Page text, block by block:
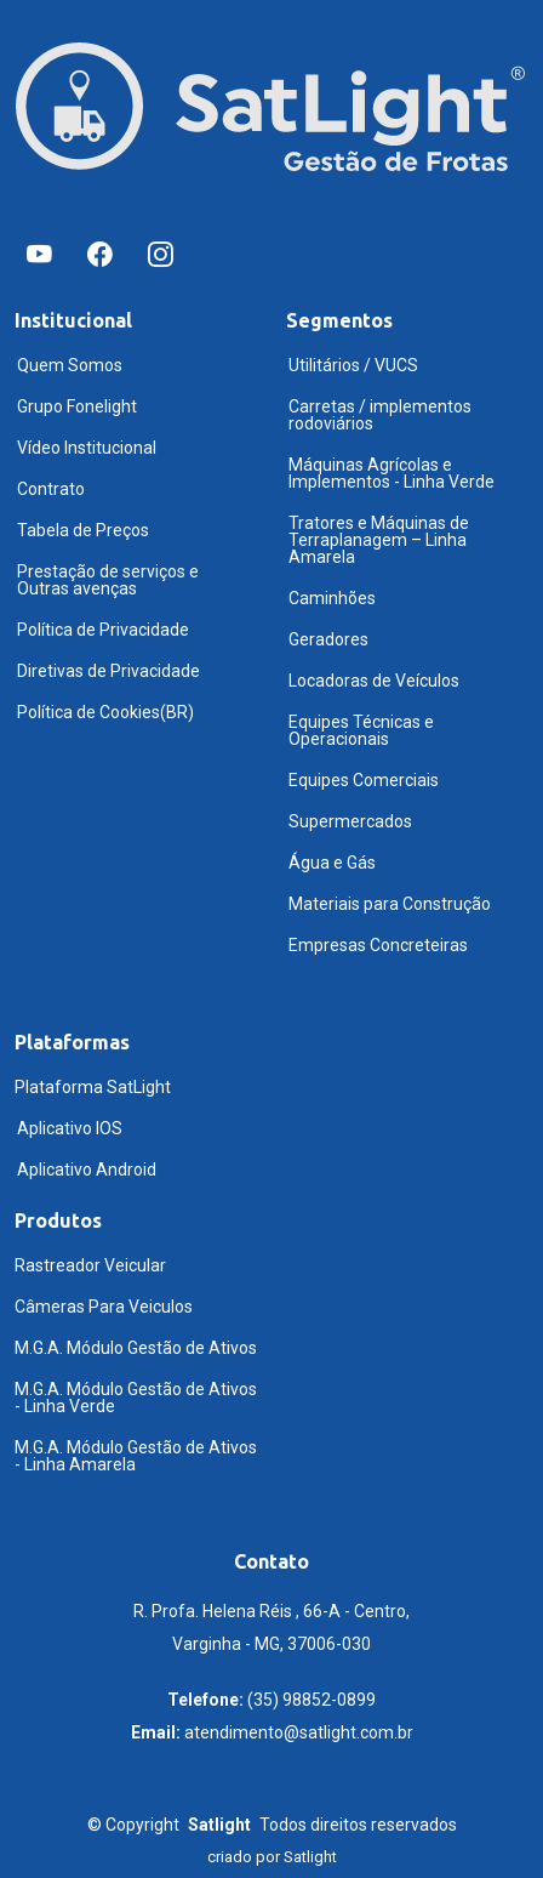
Institucional
Quem Somos
Grupo Fonelight
Vídeo Institucional
Contrato
Tabela de Preços
Prestação de serviços e
Outras avenças
Política de Privacidade
Diretivas de Privacidade
Política de Cookies(BR)
Segmentos
Utilitários / VUCS
Carretas / implementos
rodoviários
Máquinas Agrícolas e
Implementos - Linha Verde
Tratores e Máquinas de
Terraplanagem – Linha
Amarela
Caminhões
Geradores
Locadoras de Veículos
Equipes Técnicas e
Operacionais
Equipes Comerciais
Supermercados
Água e Gás
Materiais para Construção
Empresas Concreteiras
Plataformas
Plataforma SatLight
Aplicativo IOS
Aplicativo Android
Produtos
Rastreador Veicular
Câmeras Para Veiculos
M.G.A. Módulo Gestão de Ativos
M.G.A. Módulo Gestão de Ativos
- Linha Verde
M.G.A. Módulo Gestão de Ativos
- Linha Amarela
Contato
R. Profa. Helena Réis , 66-A - Centro,
Varginha - MG, 37006-030
Telefone: (35) 98852-0899
Email: atendimento@satlight.com.br
© Copyright Satlight Todos direitos reservados
criado porSatlight